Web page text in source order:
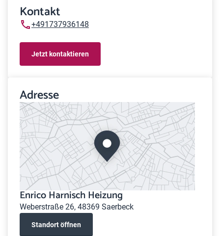
Kontakt
+491737936148
Jetzt kontaktieren
Adresse
Enrico Harnisch Heizung
Weberstraße 26, 48369 Saerbeck
Standort öffnen